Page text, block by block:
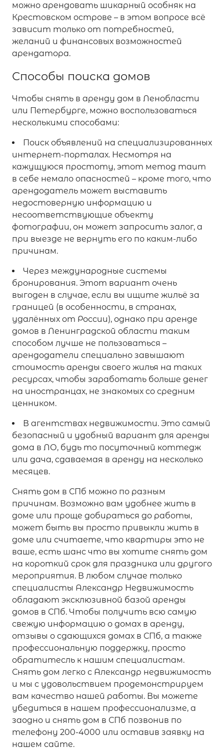
можно арендовать шикарный особняк на
Крестовском острове – в этом вопросе всё
зависит только от потребностей,
желаний и финансовых возможностей
арендатора.
Способы поиска домов
Чтобы снять в аренду дом в Ленобласти
или Петербурге, можно воспользоваться
несколькими способами:
Поиск объявлений на специализированных
интернет-порталах. Несмотря на
кажущуюся простоту, этот метод таит
в себе немало опасностей – кроме того, что
арендодатель может выставить
недостоверную информацию и
несоответствующие объекту
фотографии, он может запросить залог, а
при выезде не вернуть его по каким-либо
причинам.
Через международные системы
бронирования. Этот вариант очень
выгоден в случае, если вы ищите жильё за
границей (в особенности, в странах,
удалённых от России), однако при аренде
домов в Ленинградской области таким
способом лучше не пользоваться –
арендодатели специально завышают
стоимость аренды своего жилья на таких
ресурсах, чтобы заработать больше денег
на иностранцах, не знакомых со средним
ценником.
В агентствах недвижимости. Это самый
безопасный и удобный вариант для аренды
дома в ЛО, будь то посуточный коттедж
или дача, сдаваемая в аренду на несколько
месяцев.
Снять дом в СПб можно по разным
причинам. Возможно вам удобнее жить в
доме или проще добираться до работы,
может быть вы просто привыкли жить в
доме или считаете, что квартиры это не
ваше, есть шанс что вы хотите снять дом
на короткий срок для праздника или другого
мероприятия. В любом случае только
специалисты Александр Недвижимость
обладают эксклюзивной базой аренды
домов в СПб. Чтобы получить всю самую
свежую информацию о домах в аренду,
отзывы о сдающихся домах в СПб, а также
профессиональную поддержку, просто
обратитесль к нашим специалистам.
Снять дом легко с Александр недвижимость
и мы с удовольствием продемонстрируем
вам качество нашей работы. Вы можете
убедиться в нашем профессионализме, а
заодно и снять дом в СПб позвонив по
телефону 200-4000 или оставив заявку на
нашем сайте.